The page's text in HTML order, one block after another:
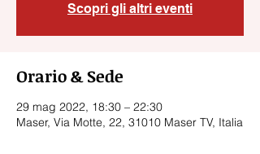
Scopri gli altri eventi
Orario & Sede
29 mag 2022, 18:30 – 22:30
Maser, Via Motte, 22, 31010 Maser TV, Italia